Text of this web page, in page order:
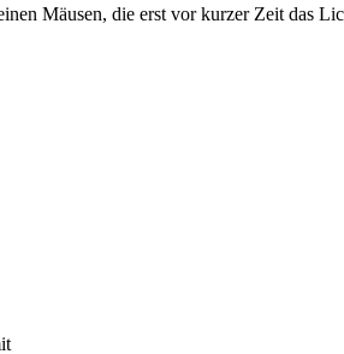
Mäusen, die erst vor kurzer Zeit das